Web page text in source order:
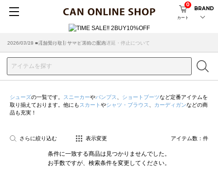
カート
0
BRAND
2026/07/29 ■【お知らせ】ヤマト運輸の配送遅延・停止について
2026/03/18 ■店舗受け取りサービスのご案内
シューズの一覧です。 スニーカーやパンプス ショートブーツなど定番アイテムを
取り揃えております。他にも スカート やシャツ・ブラウス カーディガンなどの商
品も充実！
さらに絞り込む 表示変更 アイテム数： 件
条件に一致する商品は見つかりませんでした。
お手数ですが、検索条件を変更してください。